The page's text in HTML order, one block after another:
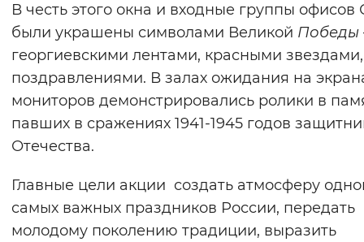
Монохромный Инверсивный
Синий фон
Изображения
Включены Выключены
Воспроизвести Остановить
В честь этого окна и входные группы
были украшены символами Великой Победы
георгиевскими лентами, красными звездами,
поздравлениями. В залах ожидания на
мониторов демонстрировались ролики в
павших в сражениях 1941-1945 годов
Отечества.
Главные цели акции создать атмосферу
самых важных праздников России, передать
молодому поколению традиции, выразить